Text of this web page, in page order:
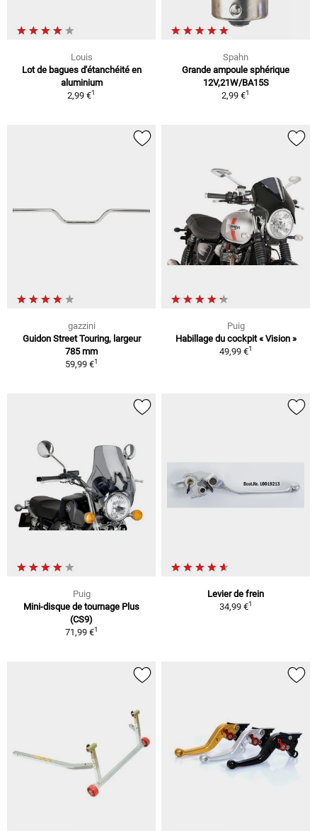
Louis
Lot de bagues d'étanchéité en
aluminium
2,99 €1
Spahn
Grande ampoule sphérique
12V,21W/BA15S
2,99 €1
gazzini
Guidon Street Touring, largeur
785 mm
59,99 €1
Puig
Habillage du cockpit « Vision »
49,99 €1
Puig
Mini-disque de tournage Plus
(CS9)
71,99 €1
Levier de frein
34,99 €1